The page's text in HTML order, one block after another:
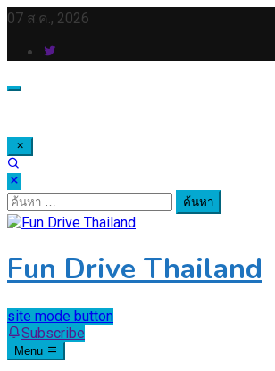
Skip
content
07 ส.ค., 2026
ค้นหา
สำหรับ:
Fun Drive Thailand
site mode button
Subscribe
Menu